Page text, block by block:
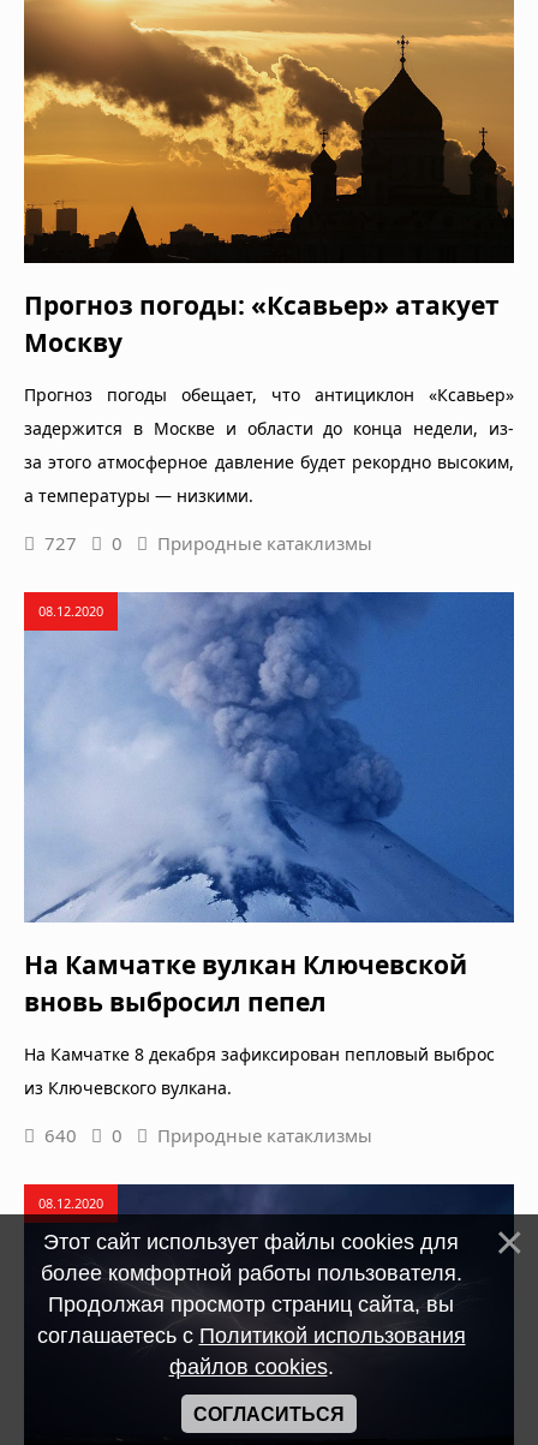
Прогноз погоды: «Ксавьер» атакует
Москву
Прогноз погоды обещает, что антициклон «Ксавьер»
задержится в Москве и области до конца недели, из-
за этого атмосферное давление будет рекордно высоким,
а температуры — низкими.
727 0 Природные катаклизмы
08.12.2020
На Камчатке вулкан Ключевской
вновь выбросил пепел
На Камчатке 8 декабря зафиксирован пепловый выброс
из Ключевского вулкана.
640 0 Природные катаклизмы
08.12.2020
Этот сайт использует файлы cookies для
более комфортной работы пользователя.
Продолжая просмотр страниц сайта, вы
соглашаетесь с Политикой использования
файлов cookies.
СОГЛАСИТЬСЯ